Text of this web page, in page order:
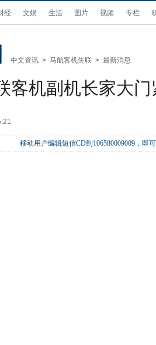
经 文娱 生活 图片 视频 专栏
中文资讯 > 马航客机失联 > 最新消息
客机副机长家大门
移动用户编辑短信CD到106580009009，即